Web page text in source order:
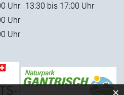
Uhr 13:30 bis 17:00 Uhr
Uhr
Uhr